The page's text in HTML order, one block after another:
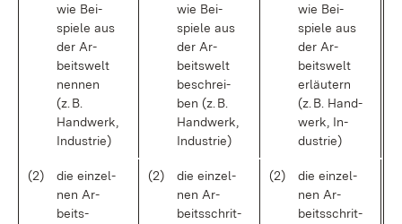
wie Bei­
spie­le aus
der Ar­
beits­welt
nen­nen
(z. B.
Hand­werk,
In­dus­trie)
wie Bei­
spie­le aus
der Ar­
beits­welt
be­schrei­
ben (z. B.
Hand­werk,
In­dus­trie)
wie Bei­
spie­le aus
der Ar­
beits­welt
er­läu­tern
(z. B. Hand­
werk, In­
dus­trie)
(2)
die ein­zel­
nen Ar­
beits­
(2)
die ein­zel­
nen Ar­
beits­schrit­
(2)
die ein­zel­
nen Ar­
beits­schrit­